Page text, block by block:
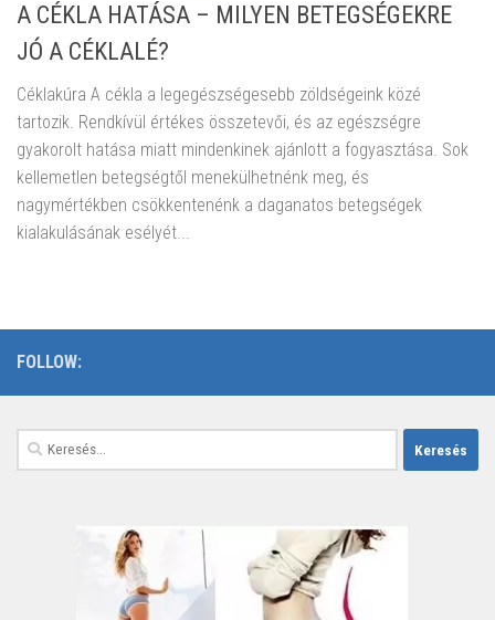
A CÉKLA HATÁSA – MILYEN BETEGSÉGEKRE
JÓ A CÉKLALÉ?
Céklakúra A cékla a legegészségesebb zöldségeink közé
tartozik. Rendkívül értékes összetevői, és az egészségre
gyakorolt hatása miatt mindenkinek ajánlott a fogyasztása. Sok
kellemetlen betegségtől menekülhetnénk meg, és
nagymértékben csökkentenénk a daganatos betegségek
kialakulásának esélyét...
FOLLOW:
Keresés: